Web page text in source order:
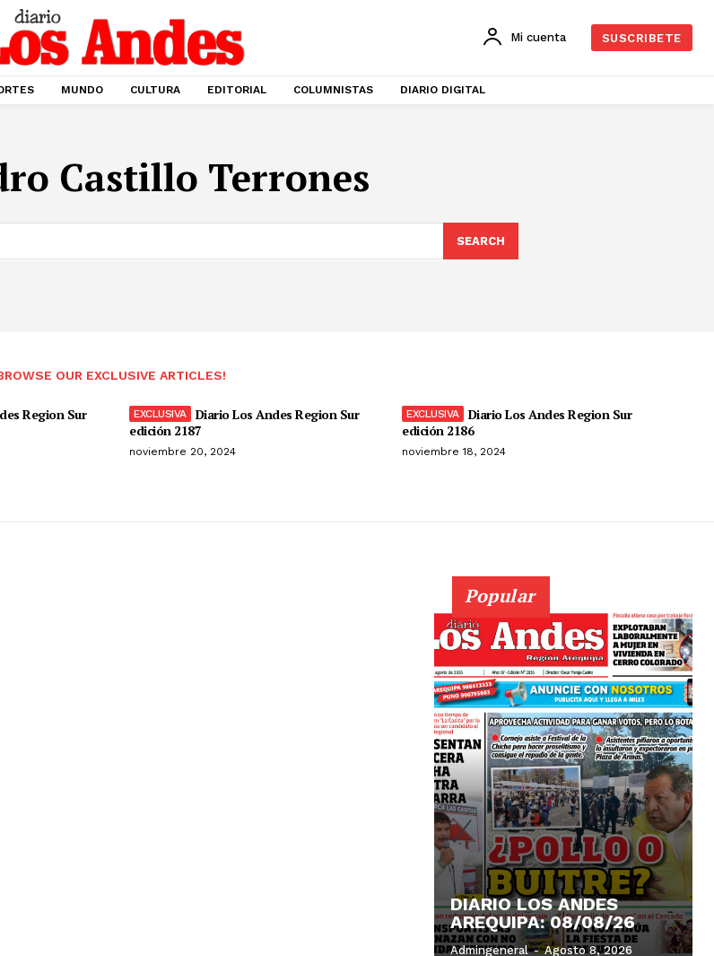
Mi cuenta SUSCRIBETE
MUNDO CULTURA EDITORIAL COLUMNISTAS DIARIO DIGITAL
Castillo Terrones
SEARCH
OUR EXCLUSIVE ARTICLES!
Region Sur
Diario Los Andes Region Sur
edición 2187
noviembre 20, 2024
Diario Los Andes Region Sur
edición 2186
noviembre 18, 2024
Popular
DIARIO LOS ANDES
AREQUIPA: 08/08/26
Admingeneral - Agosto 8, 2026